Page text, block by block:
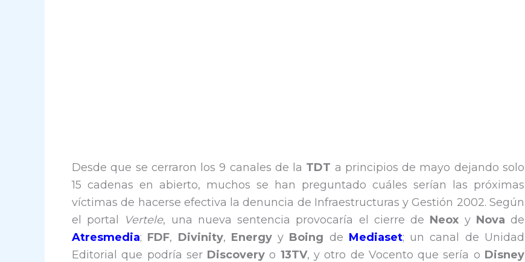
Desde que se cerraron los 9 canales de la TDT a principios de mayo dejando solo
15 cadenas en abierto, muchos se han preguntado cuáles serían las próximas
víctimas de hacerse efectiva la denuncia de Infraestructuras y Gestión 2002. Según
el portal
Vertele, una nueva sentencia provocaría el cierre de Neox y Nova de
Atresmedia; FDF, Divinity, Energyy Boing de Mediaset; un canal de Unidad
Editorial que podría ser Discovery o 13TV, y otro de Vocento que sería o Disney